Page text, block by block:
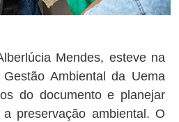
Mendes, esteve na
Ambiental da Uema
do documento e planejar
preservação ambiental. O